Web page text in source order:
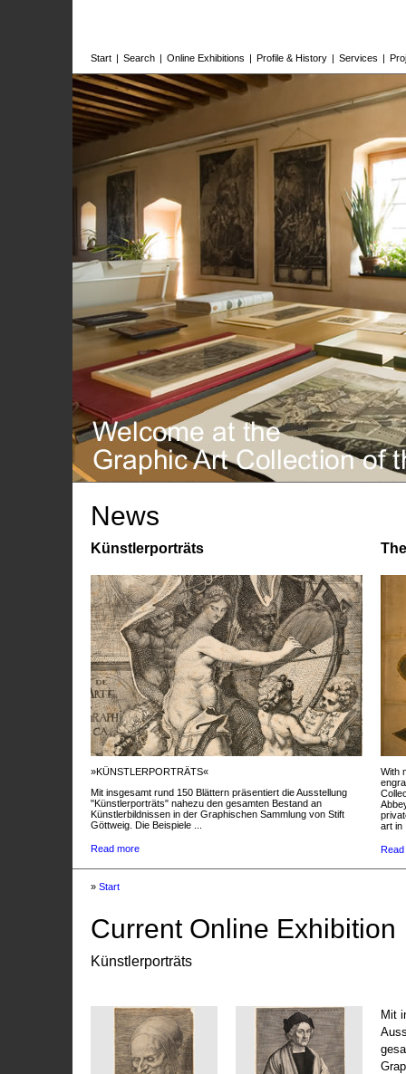
Start | Search | Online Exhibitions | Profile & History | Services |
News
Künstlerporträts
»KÜNSTLERPORTRÄTS«
Mit insgesamt rund 150 Blättern präsentiert die Ausstellung
"Künstlerporträts" nahezu den gesamten Bestand an
Künstlerbildnissen in der Graphischen Sammlung von Stift
Göttweig. Die Beispiele ...
Read more
With
art in
» Start
Current Online Exhibition
Künstlerporträts
Mit